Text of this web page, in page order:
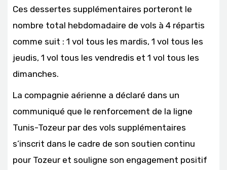
Ces dessertes supplémentaires porteront le
nombre total hebdomadaire de vols à 4 répartis
comme suit : 1 vol tous les mardis, 1 vol tous les
jeudis, 1 vol tous les vendredis et 1 vol tous les
dimanches.
La compagnie aérienne a déclaré dans un
communiqué que le renforcement de la ligne
Tunis-Tozeur par des vols supplémentaires
s’inscrit dans le cadre de son soutien continu
pour Tozeur et souligne son engagement positif